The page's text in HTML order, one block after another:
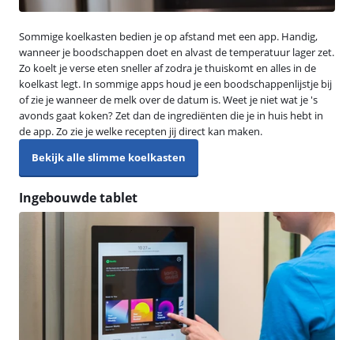
Sommige koelkasten bedien je op afstand met een app. Handig,
wanneer je boodschappen doet en alvast de temperatuur lager zet.
Zo koelt je verse eten sneller af zodra je thuiskomt en alles in de
koelkast legt. In sommige apps houd je een boodschappenlijstje bij
of zie je wanneer de melk over de datum is. Weet je niet wat je 's
avonds gaat koken? Zet dan de ingrediënten die je in huis hebt in
de app. Zo zie je welke recepten jij direct kan maken.
Bekijk alle slimme koelkasten
Ingebouwde tablet